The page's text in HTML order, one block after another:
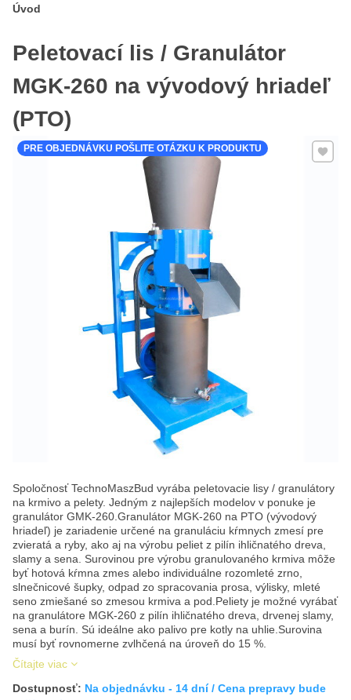
Úvod
Peletovací lis / Granulátor
MGK-260 na vývodový hriadeľ
(PTO)
Spoločnosť TechnoMaszBud vyrába peletovacie lisy / granulátory
na krmivo a pelety. Jedným z najlepších modelov v ponuke je
granulátor GMK-260.Granulátor MGK-260 na PTO (vývodový
hriadeľ) je zariadenie určené na granuláciu kŕmnych zmesí pre
zvieratá a ryby, ako aj na výrobu peliet z pilín ihličnatého dreva,
slamy a sena. Surovinou pre výrobu granulovaného krmiva môže
byť hotová kŕmna zmes alebo individuálne rozomleté zrno,
slnečnicové šupky, odpad zo spracovania prosa, výlisky, mleté
seno zmiešané so zmesou krmiva a pod.Peliety je možné vyrábať
na granulátore MGK-260 z pilín ihličnatého dreva, drvenej slamy,
sena a burín. Sú ideálne ako palivo pre kotly na uhlie.Surovina
musí byť rovnomerne zvlhčená na úroveň do 15 %.
Čítajte viac
Pridať
PRE OBJEDNÁVKU POŠLITE OTÁZKU K PRODUKTU
Dostupnosť: Na objednávku - 14 dní / Cena prepravy bude